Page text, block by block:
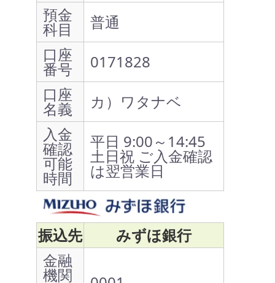
預金
科目
普通
口座
番号
0171828
口座
名義
カ）ワタナベ
入金
確認
可能
時間
平日 9:00～14:45
土日祝 ご入金確認
は翌営業日
振込先
みずほ銀行
金融
機関